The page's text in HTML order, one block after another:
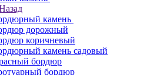
камень
дорожный
коричневый
камень садовый
бордюр
бордюр